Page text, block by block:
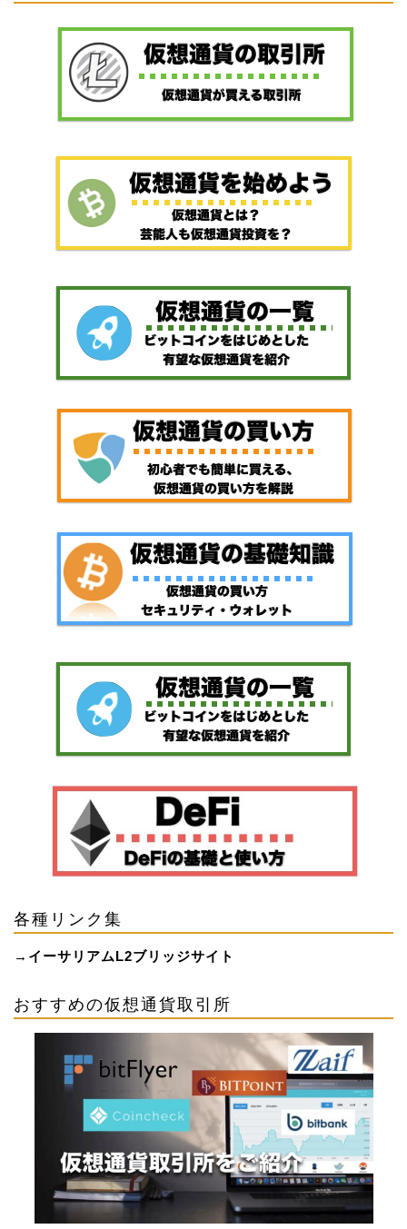
各種リンク集
→ イーサリアムL2ブリッジサイト
おすすめの仮想通貨取引所